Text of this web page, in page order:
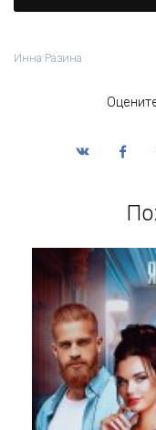
Инна Разина